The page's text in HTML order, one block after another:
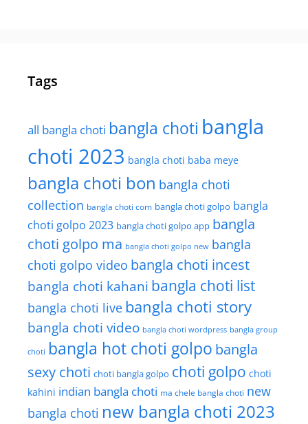
Tags
all bangla choti bangla choti bangla
choti 2023 bangla choti baba meye
bangla choti bon bangla choti
collection bangla choti com bangla choti golpo bangla
choti golpo 2023 bangla choti golpo app bangla
choti golpo ma bangla choti golpo new bangla
choti golpo video bangla choti incest
bangla choti kahani bangla choti list
bangla choti live bangla choti story
bangla choti video bangla choti wordpress bangla group
choti bangla hot choti golpo bangla
sexy choti choti bangla golpo choti golpo choti
kahini indian bangla choti ma chele bangla choti new
bangla choti new bangla choti 2023